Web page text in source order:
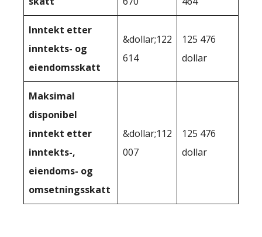
Inntekt etter
inntekts- og
eiendomsskatt
&dollar;122
614
125 476
dollar
Maksimal
disponibel
inntekt etter
inntekts-,
eiendoms- og
omsetningsskatt
&dollar;112
007
125 476
dollar